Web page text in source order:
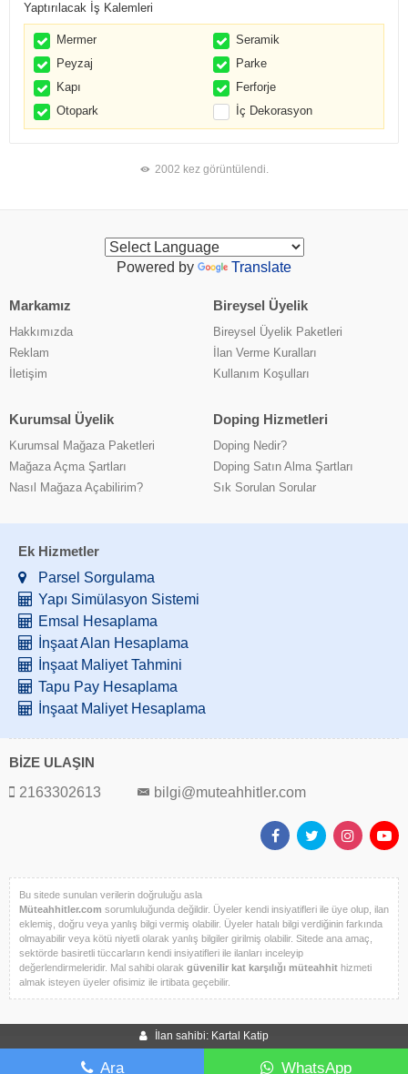
İlan sahibi: Kartal Katip
Ara WhatsApp
Yaptırılacak İş Kalemleri
Mermer
Seramik
Peyzaj
Parke
Kapı
Ferforje
Otopark
İç Dekorasyon
2002 kez görüntülendi.
Powered by Translate
Markamız
Hakkımızda
Reklam
İletişim
Bireysel Üyelik
Bireysel Üyelik Paketleri
İlan Verme Kuralları
Kullanım Koşulları
Kurumsal Üyelik
Kurumsal Mağaza Paketleri
Mağaza Açma Şartları
Nasıl Mağaza Açabilirim?
Doping Hizmetleri
Doping Nedir?
Doping Satın Alma Şartları
Sık Sorulan Sorular
Ek Hizmetler
Parsel Sorgulama
Yapı Simülasyon Sistemi
Emsal Hesaplama
İnşaat Alan Hesaplama
İnşaat Maliyet Tahmini
Tapu Pay Hesaplama
İnşaat Maliyet Hesaplama
BİZE ULAŞIN
2163302613
bilgi@muteahhitler.com
Bu sitede sunulan verilerin doğruluğu asla
Müteahhitler.com sorumluluğunda değildir. Üyeler kendi insiyatifleri ile üye olup, ilan
eklemiş, doğru veya yanlış bilgi vermiş olabilir. Üyeler hatalı bilgi verdiğinin farkında
olmayabilir veya kötü niyetli olarak yanlış bilgiler girilmiş olabilir. Sitede ana amaç,
sektörde basiretli tüccarların kendi insiyatifleri ile ilanları inceleyip
değerlendirmeleridir. Mal sahibi olarak güvenilir kat karşılığı müteahhit hizmeti
almak isteyen üyeler ofisimiz ile irtibata geçebilir.